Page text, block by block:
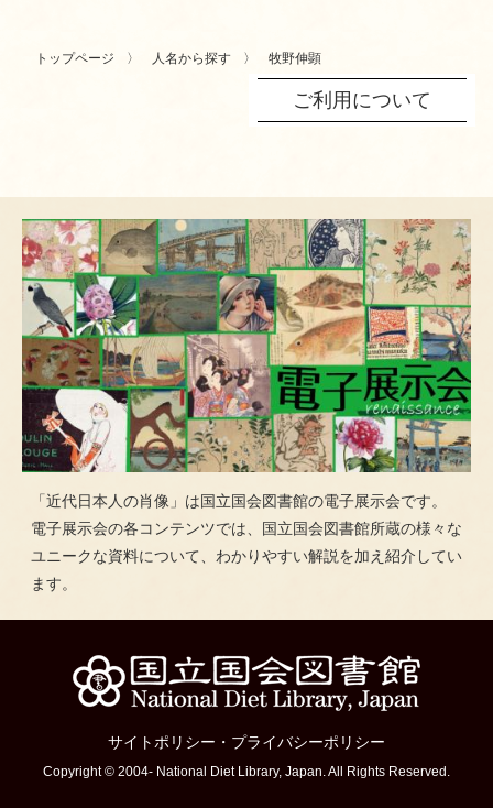
トップページ 人名から探す 牧野伸顕
ご利用について
「近代日本人の肖像」は国立国会図書館の電子展示会です。
電子展示会の各コンテンツでは、国立国会図書館所蔵の様々な
ユニークな資料について、わかりやすい解説を加え紹介してい
ます。
サイトポリシー ・ プライバシーポリシー
Copyright © 2004- National Diet Library, Japan. All Rights Reserved.